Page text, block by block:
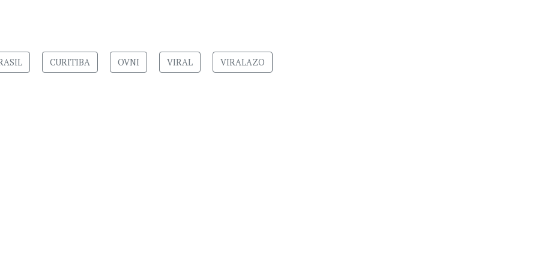
CURITIBA OVNI VIRAL VIRALAZO